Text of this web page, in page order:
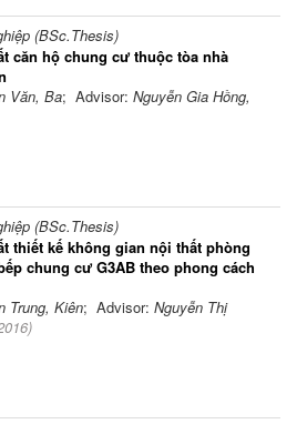
(BSc.Thesis)
căn hộ chung cư thuộc tòa nhà
Văn, Ba; Advisor: Nguyễn Gia Hồng,
(BSc.Thesis)
thiết kế không gian nội thất phòng
chung cư G3AB theo phong cách
Trung, Kiên; Advisor: Nguyễn Thị
)